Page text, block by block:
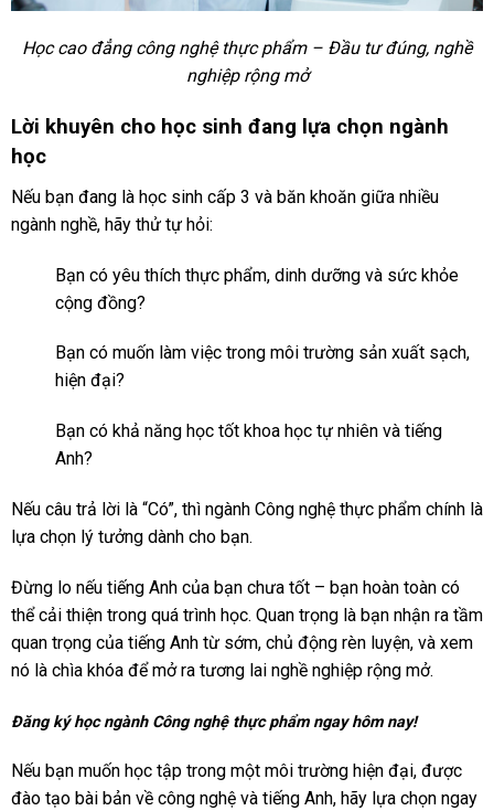
Học cao đẳng công nghệ thực phẩm – Đầu tư đúng, nghề
nghiệp rộng mở
Lời khuyên cho học sinh đang lựa chọn ngành
học
Nếu bạn đang là học sinh cấp 3 và băn khoăn giữa nhiều
ngành nghề, hãy thử tự hỏi:
Bạn có yêu thích thực phẩm, dinh dưỡng và sức khỏe
cộng đồng?
Bạn có muốn làm việc trong môi trường sản xuất sạch,
hiện đại?
Bạn có khả năng học tốt khoa học tự nhiên và tiếng
Anh?
Nếu câu trả lời là “Có”, thì ngành Công nghệ thực phẩm chính là
lựa chọn lý tưởng dành cho bạn.
Đừng lo nếu tiếng Anh của bạn chưa tốt – bạn hoàn toàn có
thể cải thiện trong quá trình học. Quan trọng là bạn nhận ra tầm
quan trọng của tiếng Anh từ sớm, chủ động rèn luyện, và xem
nó là chìa khóa để mở ra tương lai nghề nghiệp rộng mở.
Đăng ký học ngành Công nghệ thực phẩm ngay hôm nay!
Nếu bạn muốn học tập trong một môi trường hiện đại, được
đào tạo bài bản về công nghệ và tiếng Anh, hãy lựa chọn ngay